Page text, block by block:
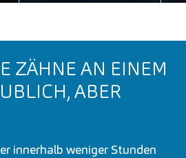
ZÄHNE AN EINEM
ABER
innerhalb weniger Stunden